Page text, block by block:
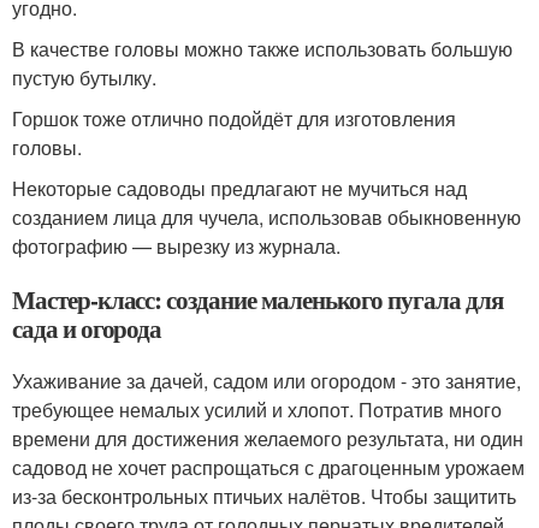
угодно.
В качестве головы можно также использовать большую
пустую бутылку.
Горшок тоже отлично подойдёт для изготовления
головы.
Некоторые садоводы предлагают не мучиться над
созданием лица для чучела, использовав обыкновенную
фотографию — вырезку из журнала.
Мастер-класс: создание маленького пугала для
сада и огорода
Ухаживание за дачей, садом или огородом - это занятие,
требующее немалых усилий и хлопот. Потратив много
времени для достижения желаемого результата, ни один
садовод не хочет распрощаться с драгоценным урожаем
из-за бесконтрольных птичьих налётов. Чтобы защитить